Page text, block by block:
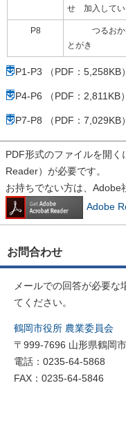
せ 加入してい
P8
つるおか大
とがき
P1-P3 （PDF：5,258KB）
P4-P6 （PDF：2,811KB）
P7-P8 （PDF：7,029KB）
PDF形式のファイルを開
Reader）が必要です。
お持ちでない方は、Adobe
Adobe
お問合わせ
メールでの回答が必要な
てください。
鶴岡市役所 農業委員会
〒999-7696 山形県鶴岡
電話：0235-64-5868
FAX：0235-64-5846